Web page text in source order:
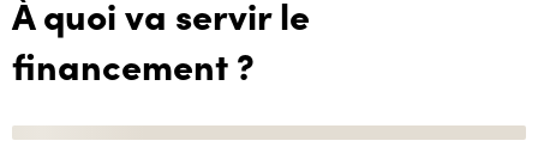
À quoi va servir le
financement ?